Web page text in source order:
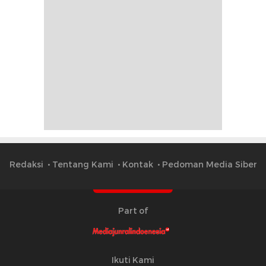
Redaksi Tentang Kami Kontak Pedoman Media Siber
Part of
Ikuti Kami